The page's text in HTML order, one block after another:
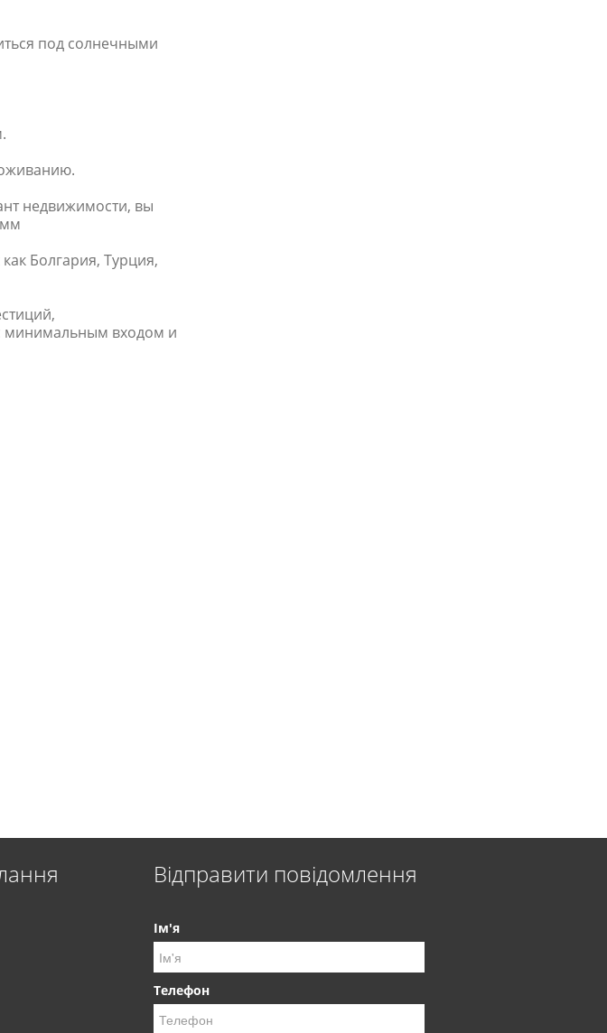
под солнечными
недвижимости, вы
Болгария, Турция,
минимальным входом и
Відправити повідомлення
Ім'я
Телефон